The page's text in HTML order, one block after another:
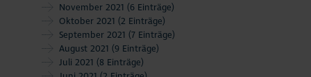
November 2021 (6 Einträge)
Oktober 2021 (2 Einträge)
September 2021 (7 Einträge)
August 2021 (9 Einträge)
Juli 2021 (8 Einträge)